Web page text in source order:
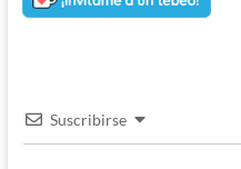
Suscribirse